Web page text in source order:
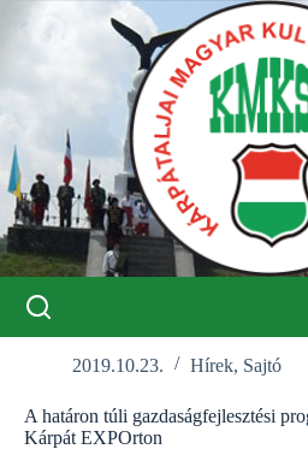
2019.10.23. Hírek, Sajtó
A határon túli gazdaságfejlesztési
Kárpát EXPOrton